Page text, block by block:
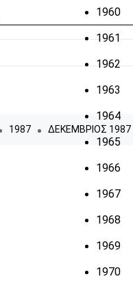
1960
1961
1962
1963
1964
1965
1966
1967
1968
1969
1970
1987 ΔΕΚΕΜΒΡΙΟΣ 1987